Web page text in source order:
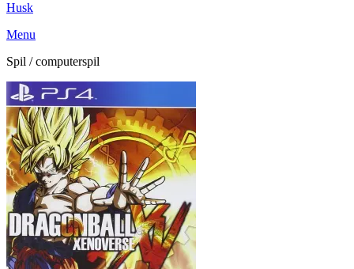
Husk
Menu
Spil / computerspil